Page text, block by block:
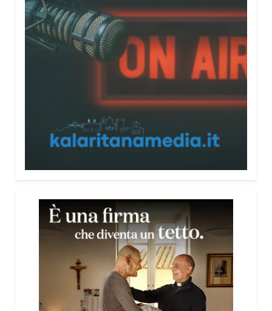
universale capace di unire persone diverse».
Condividi:
X WhatsApp
E-mail Stampa